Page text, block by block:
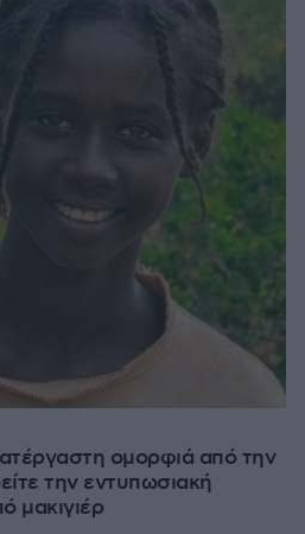
ομορφιά από την
την εντυπωσιακή
μακιγιέρ